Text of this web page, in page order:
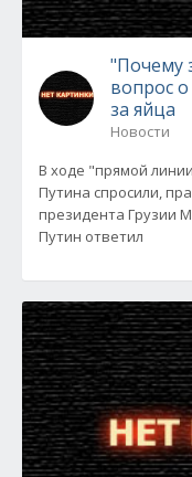
"Почему
вопрос
за яйца
Новости
В ходе "прямой
Путина спросили,
президента Грузии
Путин ответил